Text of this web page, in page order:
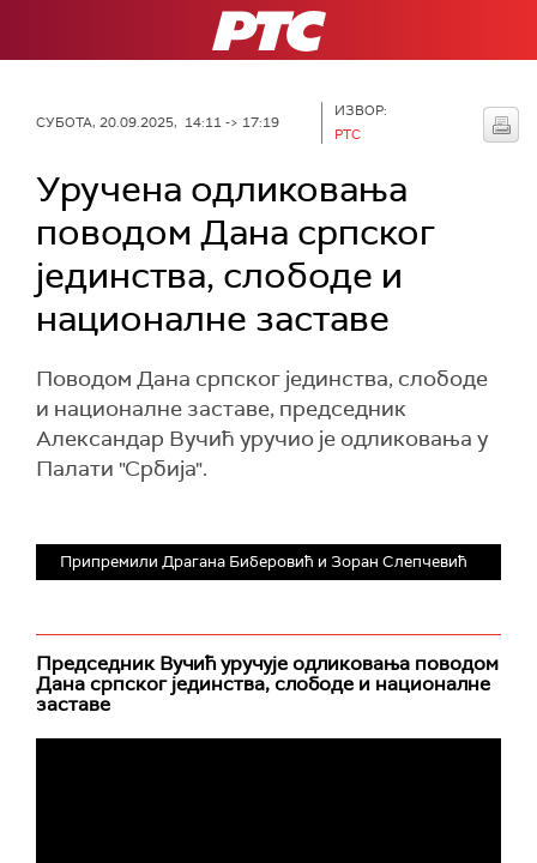
РТС
СУБОТА, 20.09.2025, 14:11 -> 17:19
ИЗВОР:
РТС
Уручена одликовања
поводом Дана српског
јединства, слободе и
националне заставе
Поводом Дана српског јединства, слободе
и националне заставе, председник
Александар Вучић уручио је одликовања у
Палати "Србија".
Припремили Драгана Биберовић и Зоран Слепчевић
Председник Вучић уручује одликовања поводом
Дана српског јединства, слободе и националне
заставе